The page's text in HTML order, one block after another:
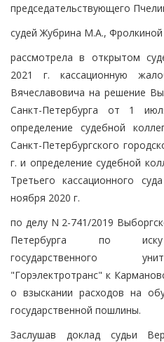
председательствующего
судей Жубрина М.А.,
рассмотрела в открытом
2021 г. кассационную
Вячеславовича на решение
Санкт-Петербурга от 1
определение судебной
Санкт-Петербургского
г. и определение судебной
Третьего кассационного
ноября 2020 г.
по делу N 2-741/2019
Петербурга по иску
государственного
"Горэлектротранс" к
о взыскании расходов на
государственной пошлины.
Заслушав доклад судьи